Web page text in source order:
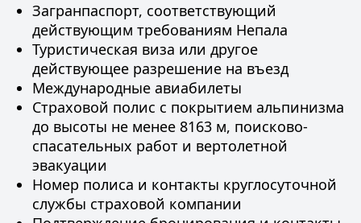
Загранпаспорт, соответствующий
действующим требованиям Непала
Туристическая виза или другое
действующее разрешение на въезд
Международные авиабилеты
Страховой полис с покрытием альпинизма
до высоты не менее 8163 м, поисково-
спасательных работ и вертолетной
эвакуации
Номер полиса и контакты круглосуточной
службы страховой компании